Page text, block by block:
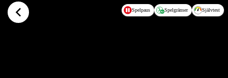
Hoppa till huvudinnehållet Spelpaus Spelgränser Självtest